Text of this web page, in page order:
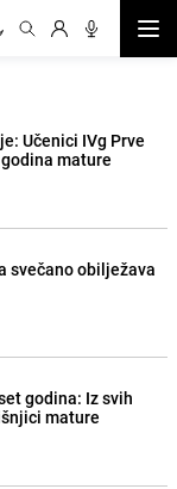
Učenici IVg Prve
mature
svečano obilježava
godina: Iz svih
mature